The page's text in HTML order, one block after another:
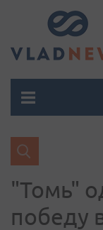
"Томь"
победу